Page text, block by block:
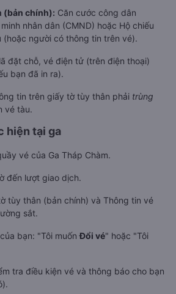
(bản chính): Căn cước công dân
nhân dân (CMND) hoặc Hộ chiếu
(hoặc người có thông tin trên vé).
đặt chỗ, vé điện tử (trên điện thoại)
bạn đã in ra).
tin trên giấy tờ tùy thân phải trùng
vé tàu.
hiện tại ga
vé của Ga Tháp Chàm.
đến lượt giao dịch.
tùy thân (bản chính) và Thông tin vé
sắt.
bạn: "Tôi muốnĐổi vé" hoặc "Tôi
tra điều kiện vé và thông báo cho bạn